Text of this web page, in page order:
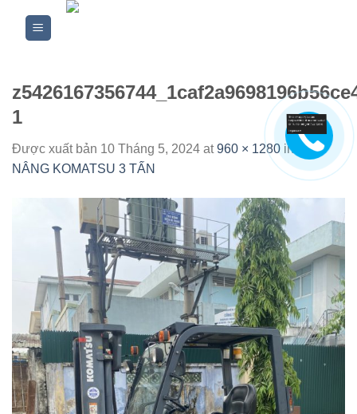
1
Được xuất bản 10 Tháng 5, 2024 at960 × 1280 in
XE
NÂNG KOMATSU 3 TẤN